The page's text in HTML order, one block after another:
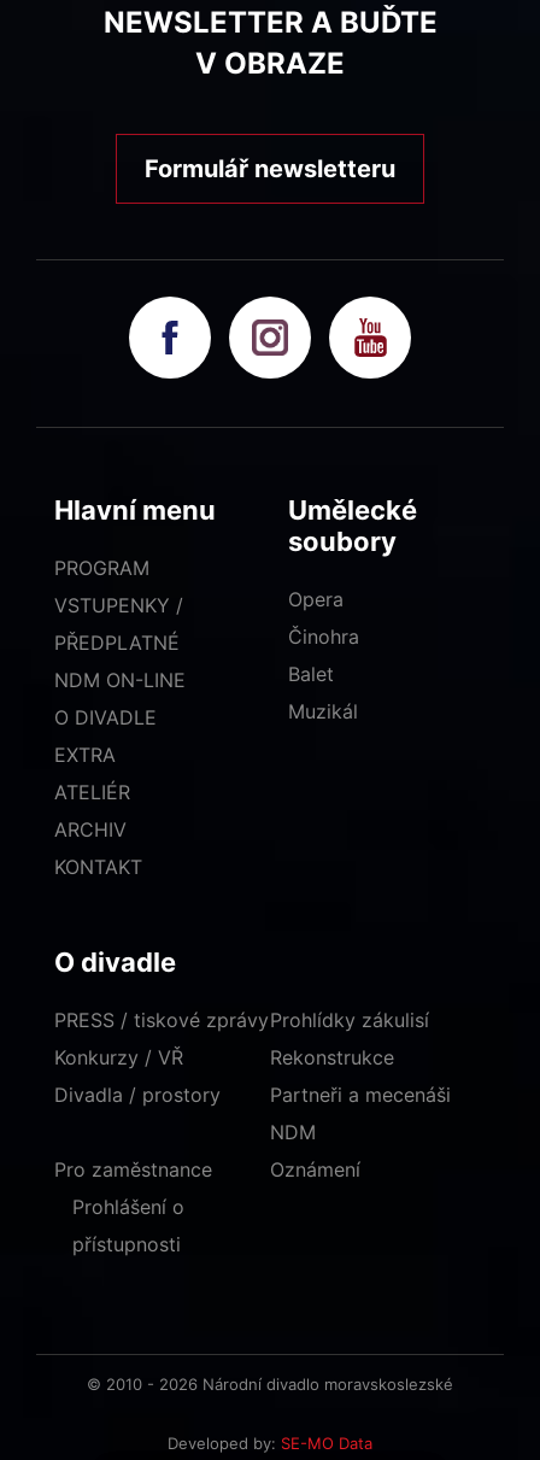
NEWSLETTER A BUĎTE
V OBRAZE
Formulář newsletteru
Hlavní menu
PROGRAM
VSTUPENKY /
PŘEDPLATNÉ
NDM ON-LINE
O DIVADLE
EXTRA
ATELIÉR
ARCHIV
KONTAKT
Umělecké
soubory
Opera
Činohra
Balet
Muzikál
O divadle
PRESS / tiskové zprávy
Konkurzy / VŘ
Divadla / prostory
Prohlídky zákulisí
Rekonstrukce
Partneři a mecenáši
NDM
Pro zaměstnance
Oznámení
Prohlášení o
přístupnosti
© 2010 - 2026 Národní divadlo moravskoslezské
Developed by: SE-MO Data